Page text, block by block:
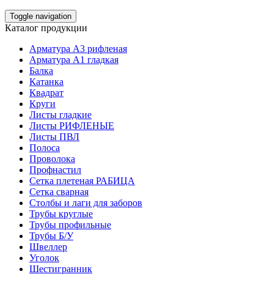
Toggle navigation
Каталог продукции
Арматура А3 рифленая
Арматура А1 гладкая
Балка
Катанка
Квадрат
Круги
Листы гладкие
Листы РИФЛЕНЫЕ
Листы ПВЛ
Полоса
Проволока
Профнастил
Сетка плетеная РАБИЦА
Сетка сварная
Столбы и лаги для заборов
Трубы круглые
Трубы профильные
Трубы Б/У
Швеллер
Уголок
Шестигранник